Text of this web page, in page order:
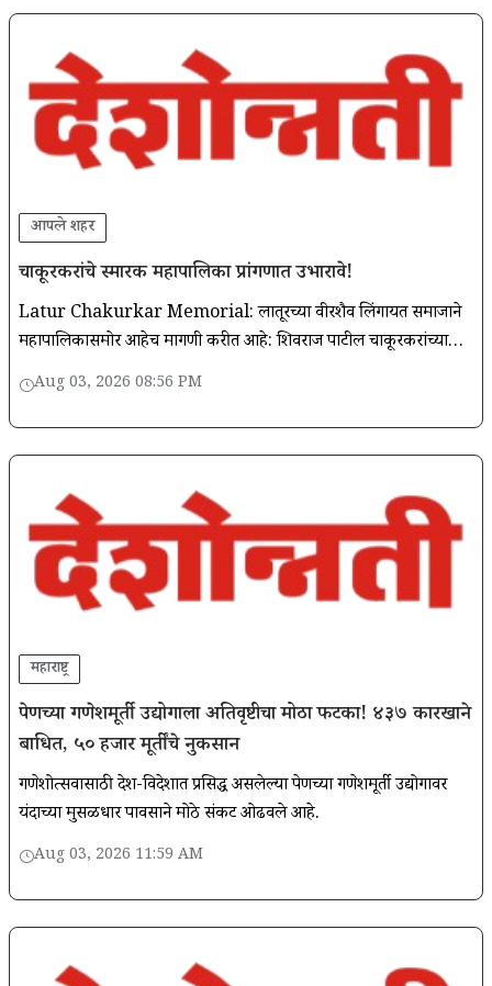
आपले शहर
चाकूरकरांचे स्मारक महापालिका प्रांगणात उभारावे!
Latur Chakurkar Memorial: लातूरच्या वीरशैव लिंगायत समाजाने
महापालिकासमोर आहेच मागणी करीत आहे: शिवराज पाटील चाकूरकरांच्या
स्मारकाचा आदर्श कॉलनी प्रदेशात उभारण्यात यावे.
Aug 03, 2026 08:56 PM
महाराष्ट्र
पेणच्या गणेशमूर्ती उद्योगाला अतिवृष्टीचा मोठा फटका! ४३७ कारखाने
बाधित, ५० हजार मूर्तींचे नुकसान
गणेशोत्सवासाठी देश-विदेशात प्रसिद्ध असलेल्या पेणच्या गणेशमूर्ती उद्योगावर
यंदाच्या मुसळधार पावसाने मोठे संकट ओढवले आहे.
Aug 03, 2026 11:59 AM